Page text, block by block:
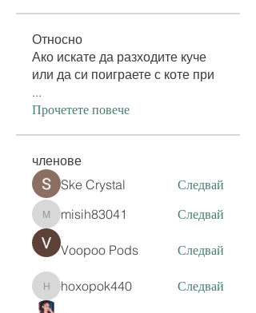
Относно
Ако искате да разходите куче
или да си поиграете с коте при
...
Прочетете повече
членове
Ske Crystal Следвай
misih83041
misih83041 Следвай
Voopoo Pods Следвай
hoxopok440
hoxopok440 Следвай